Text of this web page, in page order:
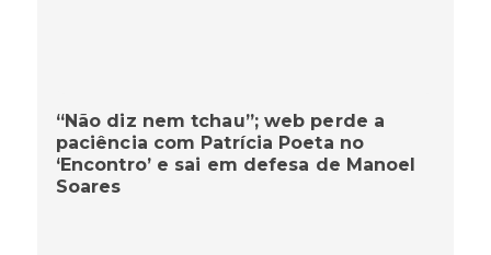
“Não diz nem tchau”; web perde a
paciência com Patrícia Poeta no
‘Encontro’ e sai em defesa de Manoel
Soares